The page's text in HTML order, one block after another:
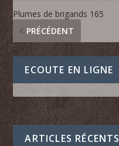
Plumes de brigands 165
PRÉCÉDENT
ECOUTE EN LIGNE
ARTICLES RÉCENTS